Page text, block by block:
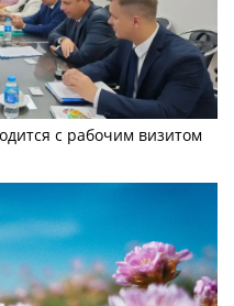
с рабочим визитом